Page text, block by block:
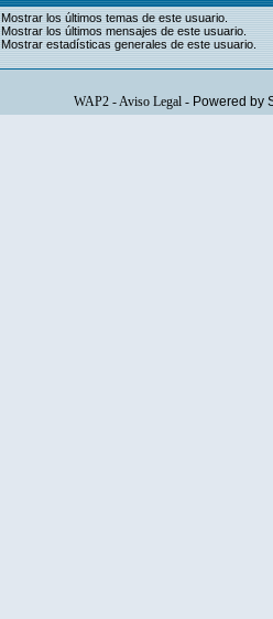
Mostrar los últimos temas de este usuario.
Mostrar los últimos mensajes de este usuario.
Mostrar estadísticas generales de este usuario.
WAP2-Aviso Legal- Powered by